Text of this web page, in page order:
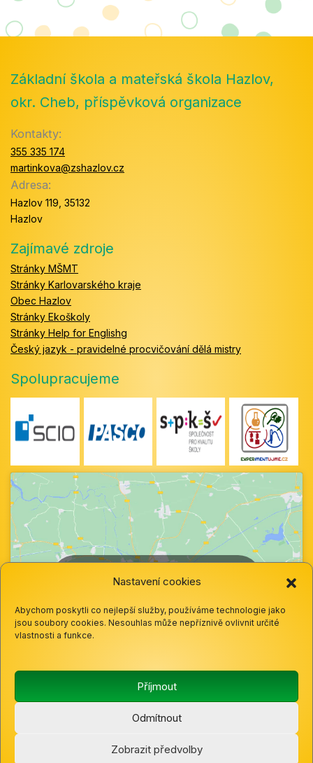
Nastavení cookies
Abychom poskytli co nejlepší služby, používáme technologie jako
jsou soubory cookies. Nesouhlas může nepříznivě ovlivnit určité
vlastnosti a funkce.
Příjmout
Odmítnout
Zobrazit předvolby
Základní škola a mateřská škola Hazlov,
okr. Cheb, příspěvková organizace
Kontakty:
355 335 174
martinkova@zshazlov.cz
Adresa:
Hazlov 119, 35132
Hazlov
Zajímavé zdroje
Stránky MŠMT
Stránky Karlovarského kraje
Obec Hazlov
Stránky Ekoškoly
Stránky Help for Englishg
Český jazyk - pravidelné procvičování dělá mistry
Spolupracujeme
cookie a povolte tento obsah
Cheb, Příspěvková organizace |